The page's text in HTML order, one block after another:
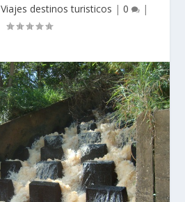
Viajes destinos turisticos | 0 |